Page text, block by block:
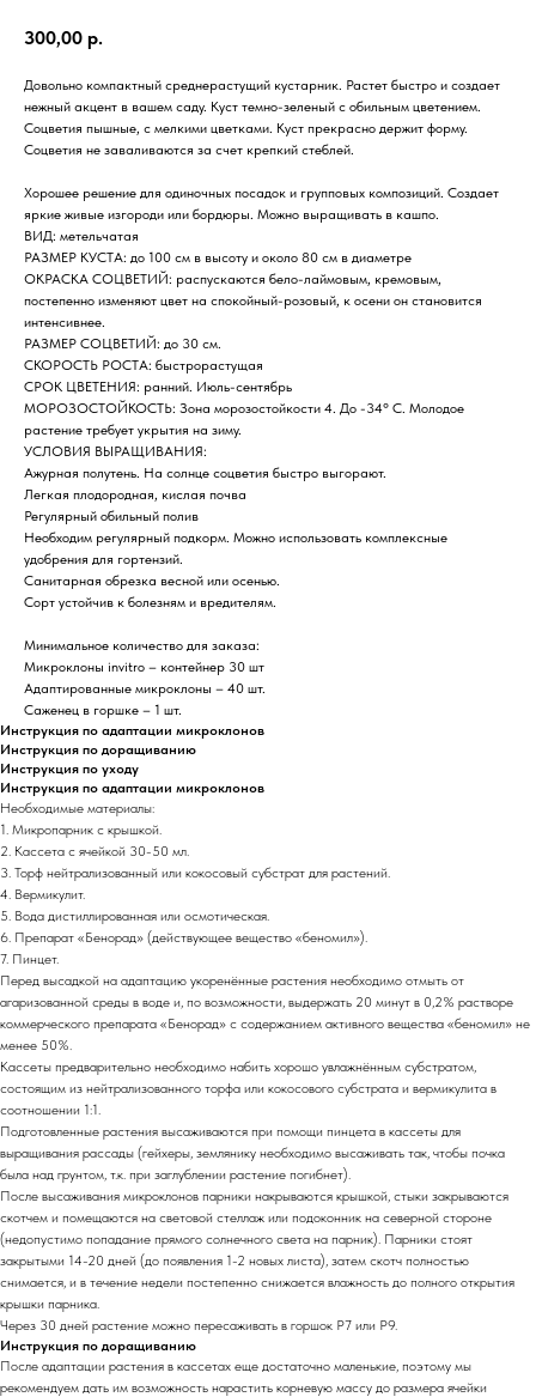
300,00 р.
Довольно компактный среднерастущий кустарник. Растет быстро и создает
нежный акцент в вашем саду. Куст темно-зеленый с обильным цветением.
Соцветия пышные, с мелкими цветками. Куст прекрасно держит форму.
Соцветия не заваливаются за счет крепкий стеблей.
Хорошее решение для одиночных посадок и групповых композиций. Создает
яркие живые изгороди или бордюры. Можно выращивать в кашпо.
ВИД: метельчатая
РАЗМЕР КУСТА: до 100 см в высоту и около 80 см в диаметре
ОКРАСКА СОЦВЕТИЙ: распускаются бело-лаймовым, кремовым,
постепенно изменяют цвет на спокойный-розовый, к осени он становится
интенсивнее.
РАЗМЕР СОЦВЕТИЙ: до 30 см.
СКОРОСТЬ РОСТА: быстрорастущая
СРОК ЦВЕТЕНИЯ: ранний. Июль-сентябрь
МОРОЗОСТОЙКОСТЬ: Зона морозостойкости 4. До -34° C. Молодое
растение требует укрытия на зиму.
УСЛОВИЯ ВЫРАЩИВАНИЯ:
Ажурная полутень. На солнце соцветия быстро выгорают.
Легкая плодородная, кислая почва
Регулярный обильный полив
Необходим регулярный подкорм. Можно использовать комплексные
удобрения для гортензий.
Санитарная обрезка весной или осенью.
Сорт устойчив к болезням и вредителям.
Минимальное количество для заказа:
Микроклоны invitro – контейнер 30 шт
Адаптированные микроклоны – 40 шт.
Саженец в горшке – 1 шт.
Инструкция по адаптации микроклонов
Инструкция по доращиванию
Инструкция по уходу
Инструкция по адаптации микроклонов
Необходимые материалы:
1. Микропарник с крышкой.
2. Кассета с ячейкой 30-50 мл.
3. Торф нейтрализованный или кокосовый субстрат для растений.
4. Вермикулит.
5. Вода дистиллированная или осмотическая.
6. Препарат «Бенорад» (действующее вещество «беномил»).
7. Пинцет.
Перед высадкой на адаптацию укоренённые растения необходимо отмыть от
агаризованной среды в воде и, по возможности, выдержать 20 минут в 0,2% растворе
коммерческого препарата «Бенорад» с содержанием активного вещества «беномил» не
менее 50%.
Кассеты предварительно необходимо набить хорошо увлажнённым субстратом,
состоящим из нейтрализованного торфа или кокосового субстрата и вермикулита в
соотношении 1:1.
Подготовленные растения высаживаются при помощи пинцета в кассеты для
выращивания рассады (гейхеры, землянику необходимо высаживать так, чтобы почка
была над грунтом, т.к. при заглублении растение погибнет).
После высаживания микроклонов парники накрываются крышкой, стыки закрываются
скотчем и помещаются на световой стеллаж или подоконник на северной стороне
(недопустимо попадание прямого солнечного света на парник). Парники стоят
закрытыми 14-20 дней (до появления 1-2 новых листа), затем скотч полностью
снимается, и в течение недели постепенно снижается влажность до полного открытия
крышки парника.
Через 30 дней растение можно пересаживать в горшок Р7 или Р9.
Инструкция по доращиванию
После адаптации растения в кассетах еще достаточно маленькие, поэтому мы
рекомендуем дать им возможность нарастить корневую массу до размера ячейки